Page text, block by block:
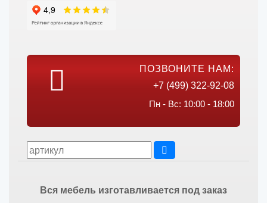
ПОЗВОНИТЕ НАМ:
+7 (499) 322-92-08
Пн - Вс: 10:00 - 18:00
Вся мебель изготавливается под заказ